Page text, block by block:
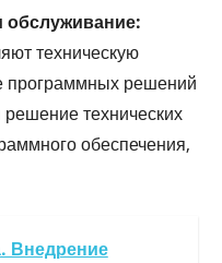
обслуживание:
техническую
программных решений
технических
обеспечения,
Внедрение